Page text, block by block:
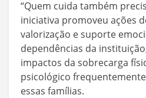
“Quem cuida também
iniciativa promoveu ações
valorização e suporte
dependências da
impactos da sobrecarga
psicológico
essas famílias.